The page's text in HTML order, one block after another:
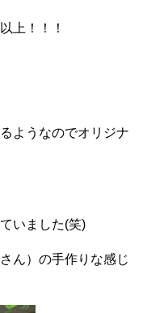
上！！！
ようなのでオリジナ
いました(笑)
ん）の手作りな感じ